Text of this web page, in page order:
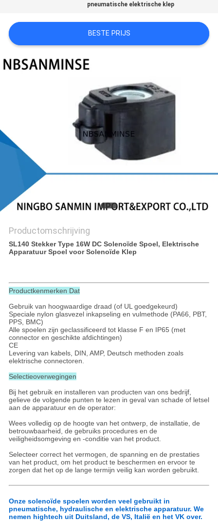
PRIVACYBELEID
pneumatische elektrische klep
BESTE PRIJS
Productomschrijving
SL140 Stekker Type 16W DC Solenoïde Spoel, Elektrische
Apparatuur Spoel voor Solenoïde Klep
Productkenmerken Dat
Gebruik van hoogwaardige draad (of UL goedgekeurd)
Speciale nylon glasvezel inkapseling en vulmethode (PA66, PBT,
PPS, BMC)
Alle spoelen zijn geclassificeerd tot klasse F en IP65 (met
connector en geschikte afdichtingen)
CE
Levering van kabels, DIN, AMP, Deutsch methoden zoals
elektrische connectoren.
Selectieoverwegingen
Bij het gebruik en installeren van producten van ons bedrijf,
gelieve de volgende punten te lezen in geval van schade of letsel
aan de apparatuur en de operator:
Wees volledig op de hoogte van het ontwerp, de installatie, de
betrouwbaarheid, de gebruiks procedures en de
veiligheidsomgeving en -conditie van het product.
Selecteer correct het vermogen, de spanning en de prestaties
van het product, om het product te beschermen en ervoor te
zorgen dat het op de lange termijn veilig kan worden gebruikt.
Onze solenoïde spoelen worden veel gebruikt in
pneumatische, hydraulische en elektrische apparatuur. We
nemen hightech uit Duitsland, de VS, Italië en het VK over.